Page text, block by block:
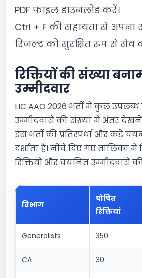
PDF फाइल डाउनलोड करें।
Ctrl + F की सहायता से अपना
रिजल्ट को सुरक्षित रूप से सेव
रिक्तियों की संख्या
उम्मीदवार
LIC AAO 2026 भर्ती में कुल
उम्मीदवारों की संख्या में अंतर देखने
इस भर्ती की प्रतिस्पर्धा और कड़े
दर्शाता है। नीचे दिए गए तालिका
रिक्तियों और चयनित उम्मीदवारों
विभाग
घोषित
रिक्तियां
Generalists 350
CA 30